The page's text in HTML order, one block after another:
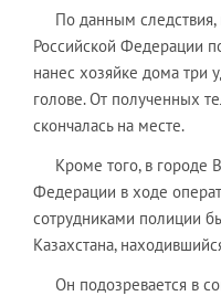
По данным следствия,
Российской Федерации
нанес хозяйке дома три
голове. От полученных
скончалась на месте.
Кроме того, в городе
Федерации в ходе
сотрудниками полиции
Казахстана,
Он подозревается в